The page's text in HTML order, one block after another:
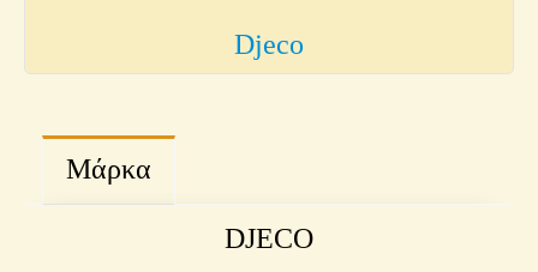
Djeco
Μάρκα
DJECO